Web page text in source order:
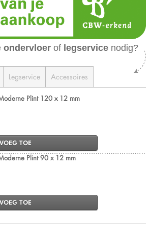
ondervloer of legservice nodig?
Legservice Accessoires
Plint 120 x 12 mm
VOEG TOE
Plint 90 x 12 mm
VOEG TOE